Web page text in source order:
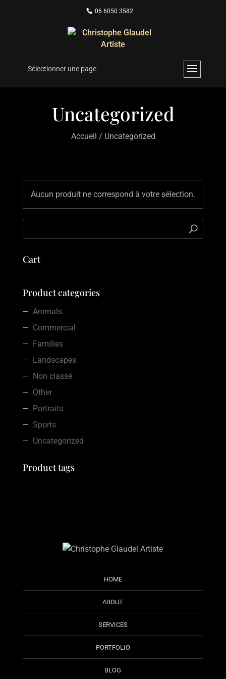
06 6050 3582
Sélectionner une page
Uncategorized
Accueil / Uncategorized
Aucun produit ne correspond à votre sélection.
Cart
Product categories
Animals
Commercial
Families
Landscapes
Non classé
Other
Portraits
Sports
Uncategorized
Product tags
HOME
ABOUT
SERVICES
PORTFOLIO
BLOG